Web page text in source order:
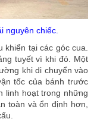
nguyên chiếc.
tại các góc cua.
tuyết vì khi đó. Một
khi di chuyển vào
tốc của bánh trước
linh hoạt trong những
toàn và ổn định hơn,